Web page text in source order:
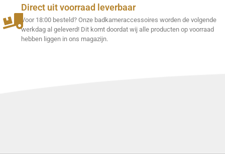
Direct uit voorraad leverbaar
Voor 18:00 besteld? Onze badkameraccessoires worden de volgende
werkdag al geleverd! Dit komt doordat wij alle producten op voorraad
hebben liggen in ons magazijn.